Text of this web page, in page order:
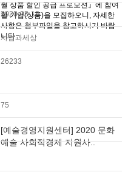
월 상품 할인 공급 프로모션』에 참여
할 기업(상품)을 모집하오니, 자세한
사항은 첨부파일을 참고하시기 바랍
니다.
2020-03-12
사람과세상
26233
75
[예술경영지원센터] 2020 문화
예술 사회적경제 지원사..